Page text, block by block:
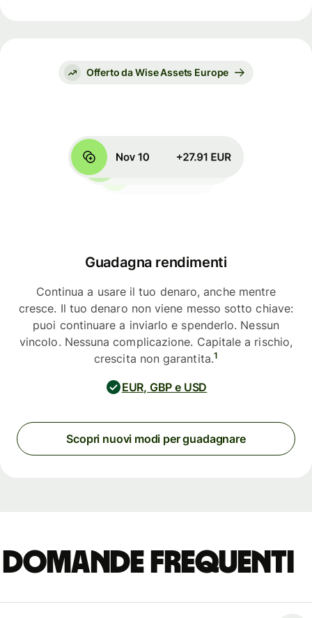
Offerto da Wise Assets Europe
Guadagna rendimenti
Continua a usare il tuo denaro, anche mentre
cresce. Il tuo denaro non viene messo sotto chiave:
puoi continuare a inviarlo e spenderlo. Nessun
vincolo. Nessuna complicazione. Capitale a rischio,
crescita non garantita.1
EUR, GBP e USD
Scopri nuovi modi per guadagnare
Domande frequenti